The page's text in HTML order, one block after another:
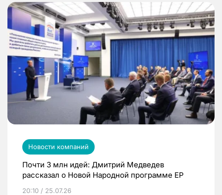
Новости компаний
Почти 3 млн идей: Дмитрий Медведев
рассказал о Новой Народной программе ЕР
20:10 / 25.07.26